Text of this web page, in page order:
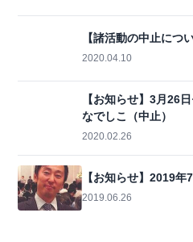
【諸活動の中止につ
2020.04.10
【お知らせ】3月26
なでしこ（中止）
2020.02.26
【お知らせ】2019
2019.06.26